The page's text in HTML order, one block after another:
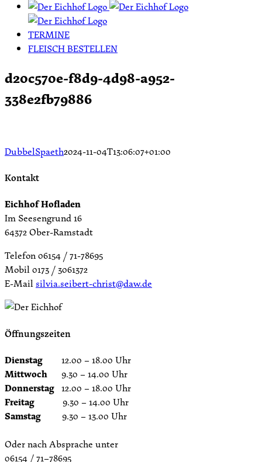
TERMINE
FLEISCH BESTELLEN
d20c570e-f8d9-4d98-a952-
338e2fb79886
DubbelSpaeth2024-11-04T13:06:07+01:00
Kontakt
Eichhof Hofladen
Im Seesengrund 16
64372 Ober-Ramstadt
Telefon 06154 / 71-78695
Mobil 0173 / 3061372
E-Mailsilvia.seibert-christ@daw.de
Öffnungszeiten
Dienstag 12.00 – 18.00 Uhr
Mittwoch 9.30 – 14.00 Uhr
Donnerstag 12.00 – 18.00 Uhr
Freitag 9.30 – 14.00 Uhr
Samstag 9.30 – 13.00 Uhr
Oder nach Absprache unter
06154 / 71–78695